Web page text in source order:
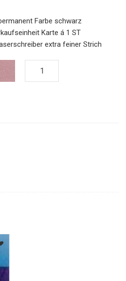
Farbe schwarz
Karte á 1 ST
extra feiner Strich